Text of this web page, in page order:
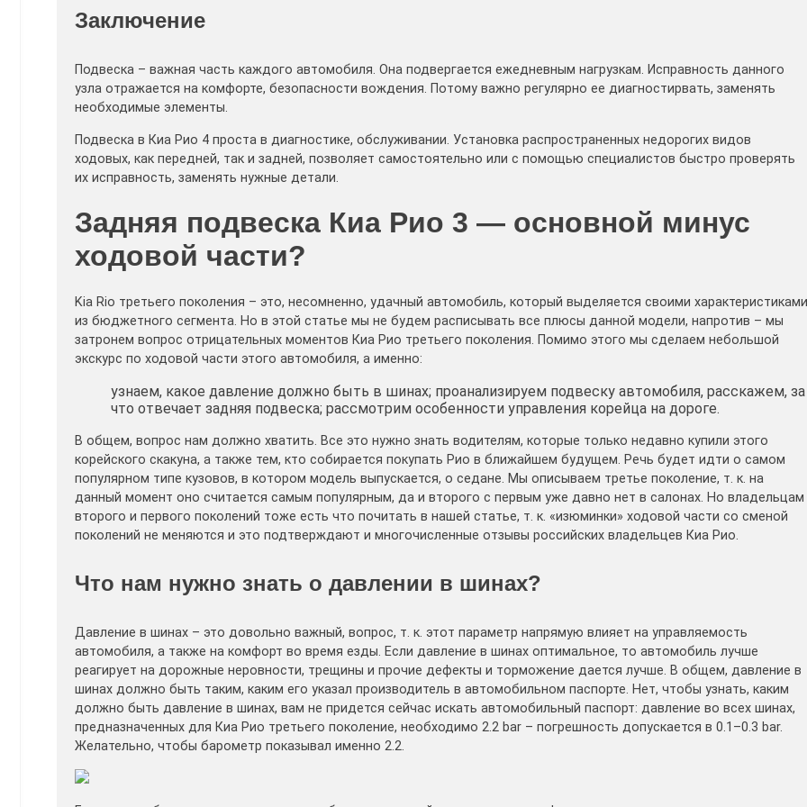
Заключение
Подвеска – важная часть каждого автомобиля. Она подвергается ежедневным нагрузкам. Исправность данного
узла отражается на комфорте, безопасности вождения. Потому важно регулярно ее диагностирвать, заменять
необходимые элементы.
Подвеска в Киа Рио 4 проста в диагностике, обслуживании. Установка распространенных недорогих видов
ходовых, как передней, так и задней, позволяет самостоятельно или с помощью специалистов быстро проверять
их исправность, заменять нужные детали.
Задняя подвеска Киа Рио 3 — основной минус
ходовой части?
Kia Rio третьего поколения – это, несомненно, удачный автомобиль, который выделяется своими характеристиками
из бюджетного сегмента. Но в этой статье мы не будем расписывать все плюсы данной модели, напротив – мы
затронем вопрос отрицательных моментов Киа Рио третьего поколения. Помимо этого мы сделаем небольшой
экскурс по ходовой части этого автомобиля, а именно:
узнаем, какое давление должно быть в шинах; проанализируем подвеску автомобиля, расскажем, за
что отвечает задняя подвеска; рассмотрим особенности управления корейца на дороге.
В общем, вопрос нам должно хватить. Все это нужно знать водителям, которые только недавно купили этого
корейского скакуна, а также тем, кто собирается покупать Рио в ближайшем будущем. Речь будет идти о самом
популярном типе кузовов, в котором модель выпускается, о седане. Мы описываем третье поколение, т. к. на
данный момент оно считается самым популярным, да и второго с первым уже давно нет в салонах. Но владельцам
второго и первого поколений тоже есть что почитать в нашей статье, т. к. «изюминки» ходовой части со сменой
поколений не меняются и это подтверждают и многочисленные отзывы российских владельцев Киа Рио.
Что нам нужно знать о давлении в шинах?
Давление в шинах – это довольно важный, вопрос, т. к. этот параметр напрямую влияет на управляемость
автомобиля, а также на комфорт во время езды. Если давление в шинах оптимальное, то автомобиль лучше
реагирует на дорожные неровности, трещины и прочие дефекты и торможение дается лучше. В общем, давление в
шинах должно быть таким, каким его указал производитель в автомобильном паспорте. Нет, чтобы узнать, каким
должно быть давление в шинах, вам не придется сейчас искать автомобильный паспорт: давление во всех шинах,
предназначенных для Киа Рио третьего поколение, необходимо 2.2 bar – погрешность допускается в 0.1–0.3 bar.
Желательно, чтобы барометр показывал именно 2.2.